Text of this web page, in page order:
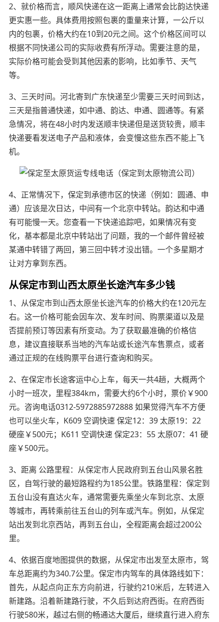
2、就价格而言，顺风快递在这一距离上通常会比韵达快递
更实惠一些。具体费用按照包裹的重量来计算，一公斤以
内的包裹，价格大约在10到20元之间。这个价格区间可以
根据不同快递公司的实际收费有所浮动。需要注意的是，
实际价格可能会受到其他因素的影响，比如季节、天气
等。
3、三天时间。河北寄到广东快递至少需要三天时间到达，
三天是指普通快递，如中通、韵达、申通、圆通等。有紧
急情况，将在48小时内发送顺丰快递但是送货较贵，顺丰
快递要看发送电子产品和液体，会变慢这些东西不能上飞
机。
4、正常情况下，保定到承德市区的快递（例如：圆通、申
通）应该是次日达，中间有一个北京中转站。韵达和中通
有可能慢一天。您查看一下快递追踪吧，如果情况有变
化，基本都是北京中转站出了问题，我的一个邮件曾经被
某通中转错了两回，第三回中转才没出错。一个多星期才
让对方拿到东西。
从保定市到山西太原坐长途汽车多少钱
1、从保定市到山西太原坐长途汽车的价格大约在120元左
右。这一价格可能会因车次、发车时间、购票渠道以及是
否提前预订等因素有所变动。为了获取最准确的价格信
息，建议直接联系当地的汽车站或长途汽车售票点，或者
通过正规的在线购票平台进行查询和购买。
2、在保定市长途客运中心上车，每天一共4趟，大概两个
小时一班次，里程384km，需要大约6个小时，票价￥900
元。咨询电话0312-5972885972888 如果觉得汽车不方便
也可以坐火车，K609 空调快速 保定12：39 太原19：22
硬座￥500元；K611 空调快速 保定23：55 太原07：41 硬
座￥500元。
3、距离 公路里程：从保定市人民政府到五台山风景名胜
区，自驾行驶的最短路程约为185公里。铁路里程：保定到
五台山没有直达火车，通常需要先乘坐火车到北京、太原
等城市，再转乘前往五台山的列车或汽车。例如，从保定
站出发到北京西站，再到五台山，全程距离会超过200公
里。
4、依据百度地图提供的数据，从保定市出发至太原市，驾
车总距离约为340.7公里。保定市内驾车的具体路线如下：
首先，从起点向正东方向前进，行驶约210米后，左转进入
新建路。沿着新建路行驶，不久后到达府西街。在府西街
行驶580米，越过右侧的畅通达大厦后，继续直行进入府东